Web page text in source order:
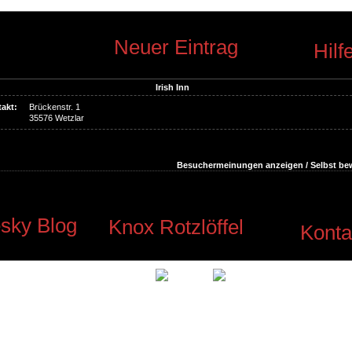
Neuer Eintrag
Irish Inn
Brückenstr. 1
35576 Wetzlar
Besuchermeinungen anzeigen / Selbst
Blog Knox Rotzlöffel